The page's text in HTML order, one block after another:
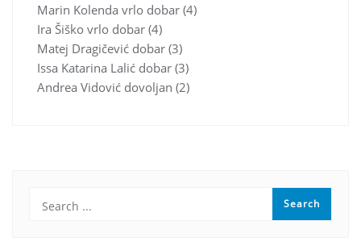
Marin Kolenda vrlo dobar (4)
Ira Šiško vrlo dobar (4)
Matej Dragičević dobar (3)
Issa Katarina Lalić dobar (3)
Andrea Vidović dovoljan (2)